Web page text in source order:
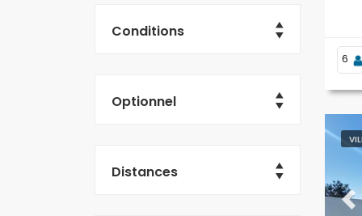
Conditions
Optionnel
Distances
6